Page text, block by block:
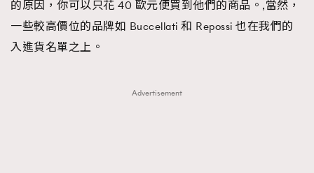
的原因，你可以只花 40 歐元便買到他們的商品。,當然，
一些較高價位的品牌如 Buccellati 和 Repossi 也在我們的
入進貨名單之上。
Advertisement